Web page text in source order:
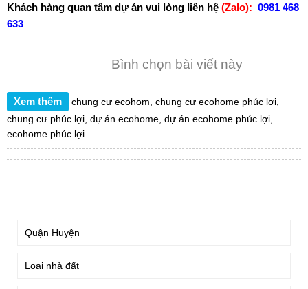
Khách hàng quan tâm dự án vui lòng liên hệ (Zalo): 0981 468
633
Bình chọn bài viết này
Xem thêm chung cư ecohom chung cư ecohome phúc lợi
chung cư phúc lợi dự án ecohome dự án ecohome phúc lợi
ecohome phúc lợi